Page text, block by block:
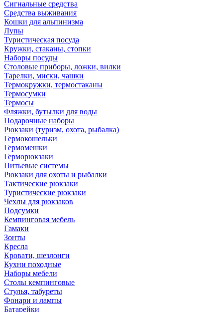
Сигнальные средства
Средства выживания
Кошки для альпинизма
Лупы
Туристическая посуда
Кружки, стаканы, стопки
Наборы посуды
Столовые приборы, ложки, вилки
Тарелки, миски, чашки
Термокружки, термостаканы
Термосумки
Термосы
Фляжки, бутылки для воды
Подарочные наборы
Рюкзаки (туризм, охота, рыбалка)
Гермокошельки
Гермомешки
Герморюкзаки
Питьевые системы
Рюкзаки для охоты и рыбалки
Тактические рюкзаки
Туристические рюкзаки
Чехлы для рюкзаков
Подсумки
Кемпинговая мебель
Гамаки
Зонты
Кресла
Кровати, шезлонги
Кухни походные
Наборы мебели
Столы кемпинговые
Стулья, табуреты
Фонари и лампы
Батарейки